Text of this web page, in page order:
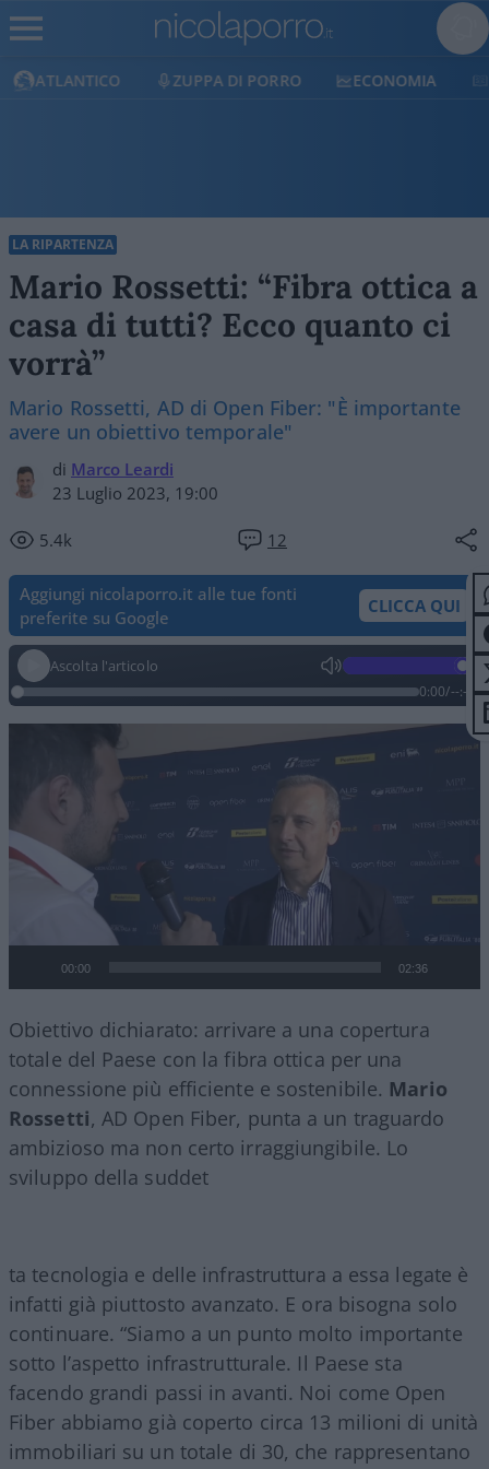
ZUPPA DI PORRO ECONOMIA LIBERILIBRI
LA RIPARTENZA
Mario Rossetti: “Fibra ottica a
casa di tutti? Ecco quanto ci
vorrà”
Mario Rossetti, AD di Open Fiber: "È importante
avere un obiettivo temporale"
di Marco Leardi
23 Luglio 2023, 19:00
5.4k 12
Aggiungi nicolaporro.it alle tue fonti
preferite su Google
CLICCA QUI
Ascolta l'articolo
0:00/--:--
00:00 02:36
Obiettivo dichiarato: arrivare a una copertura
totale del Paese con la fibra ottica per una
connessione più efficiente e sostenibile. Mario
Rossetti, AD Open Fiber, punta a un traguardo
ambizioso ma non certo irraggiungibile. Lo
sviluppo della suddet
ta tecnologia e delle infrastruttura a essa legate è
infatti già piuttosto avanzato. E ora bisogna solo
continuare. “Siamo a un punto molto importante
sotto l’aspetto infrastrutturale. Il Paese sta
facendo grandi passi in avanti. Noi come Open
Fiber abbiamo già coperto circa 13 milioni di unità
immobiliari su un totale di 30, che rappresentano